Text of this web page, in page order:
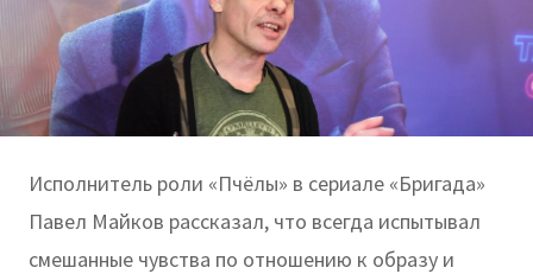
Исполнитель роли «Пчёлы» в сериале «Бригада»
Павел Майков рассказал, что всегда испытывал
смешанные чувства по отношению к образу и